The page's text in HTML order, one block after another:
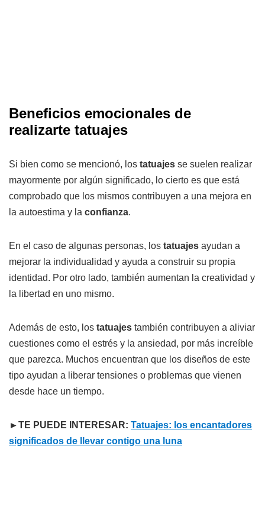
Beneficios emocionales de
realizarte tatuajes
Si bien como se mencionó, los tatuajes se suelen realizar
mayormente por algún significado, lo cierto es que está
comprobado que los mismos contribuyen a una mejora en
la autoestima y la confianza.
En el caso de algunas personas, los tatuajes ayudan a
mejorar la individualidad y ayuda a construir su propia
identidad. Por otro lado, también aumentan la creatividad y
la libertad en uno mismo.
Además de esto, los tatuajes también contribuyen a aliviar
cuestiones como el estrés y la ansiedad, por más increíble
que parezca. Muchos encuentran que los diseños de este
tipo ayudan a liberar tensiones o problemas que vienen
desde hace un tiempo.
►TE PUEDE INTERESAR: Tatuajes: los encantadores
significados de llevar contigo una luna